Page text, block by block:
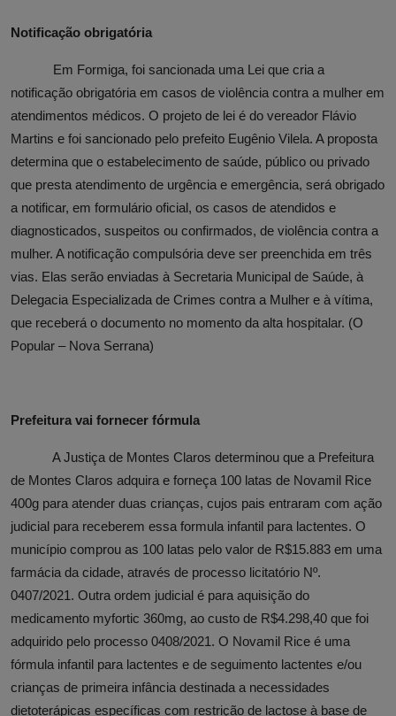
Notificação obrigatória
Em Formiga, foi sancionada uma Lei que cria a
notificação obrigatória em casos de violência contra a mulher em
atendimentos médicos. O projeto de lei é do vereador Flávio
Martins e foi sancionado pelo prefeito Eugênio Vilela. A proposta
determina que o estabelecimento de saúde, público ou privado
que presta atendimento de urgência e emergência, será obrigado
a notificar, em formulário oficial, os casos de atendidos e
diagnosticados, suspeitos ou confirmados, de violência contra a
mulher. A notificação compulsória deve ser preenchida em três
vias. Elas serão enviadas à Secretaria Municipal de Saúde, à
Delegacia Especializada de Crimes contra a Mulher e à vítima,
que receberá o documento no momento da alta hospitalar. (O
Popular – Nova Serrana)
Prefeitura vai fornecer fórmula
A Justiça de Montes Claros determinou que a Prefeitura
de Montes Claros adquira e forneça 100 latas de Novamil Rice
400g para atender duas crianças, cujos pais entraram com ação
judicial para receberem essa formula infantil para lactentes. O
município comprou as 100 latas pelo valor de R$15.883 em uma
farmácia da cidade, através de processo licitatório Nº.
0407/2021. Outra ordem judicial é para aquisição do
medicamento myfortic 360mg, ao custo de R$4.298,40 que foi
adquirido pelo processo 0408/2021. O Novamil Rice é uma
fórmula infantil para lactentes e de seguimento lactentes e/ou
crianças de primeira infância destinada a necessidades
dietoterápicas específicas com restrição de lactose à base de